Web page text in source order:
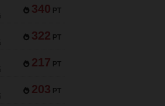
340 PT
322 PT
217 PT
203 PT